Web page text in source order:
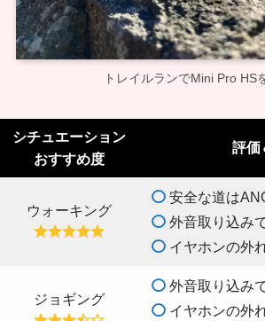
トレイルランでMini Pro HS
シチュエーション
おすすめ度
評価
ウォーキング
安全な道は
外音取り込み
イヤホンの外
ジョギング
外音取り込み
イヤホンの外